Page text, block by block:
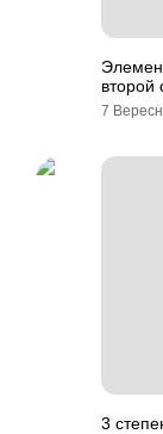
второй
7
3